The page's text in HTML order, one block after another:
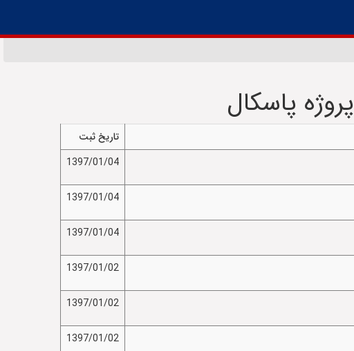
پاسکال
تاریخ ثبت
1397/01/04
1397/01/04
1397/01/04
1397/01/02
1397/01/02
1397/01/02